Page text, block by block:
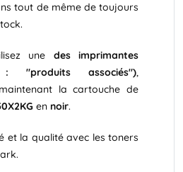
tout de même de toujours
une des imprimantes
"produits associés"),
la cartouche de
en noir.
et la qualité avec les toners